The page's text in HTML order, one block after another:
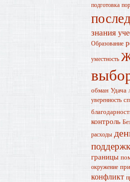
подготовка
знания
Образование
уместность
обман Удача
уверенность
контроль
расходы
границы
окружение
конфликт